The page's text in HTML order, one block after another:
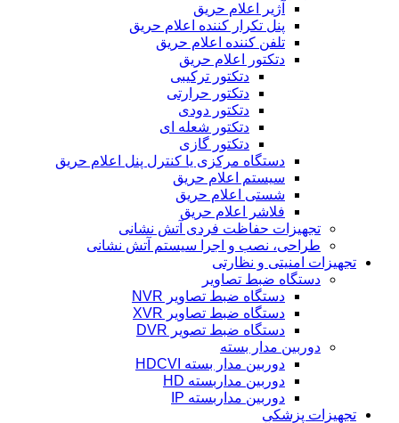
آژیر اعلام حریق
پنل تکرار کننده اعلام حریق
تلفن کننده اعلام حریق
دتکتور اعلام حریق
دتکتور ترکیبی
دتکتور حرارتی
دتکتور دودی
دتکتور شعله ای
دتکتور گازی
دستگاه مرکزی یا کنترل پنل اعلام حریق
سیستم اعلام حریق
شستی اعلام حریق
فلاشر اعلام حریق
تجهیزات حفاظت فردی آتش نشانی
طراحی، نصب و اجرا سیستم آتش نشانی
تجهیزات امنیتی و نظارتی
دستگاه ضبط تصاویر
دستگاه ضبط تصاویر NVR
دستگاه ضبط تصاویر XVR
دستگاه ضبط تصویر DVR
دوربین مدار بسته
دوربین مدار بسته HDCVI
دوربین مداربسته HD
دوربین مداربسته IP
تجهیزات پزشکی